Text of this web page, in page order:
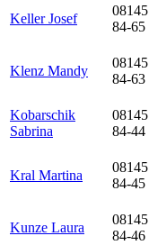
Keller Josef
08145
84-65
Klenz Mandy
08145
84-63
Kobarschik
Sabrina
08145
84-44
Kral Martina
08145
84-45
Kunze Laura
08145
84-46